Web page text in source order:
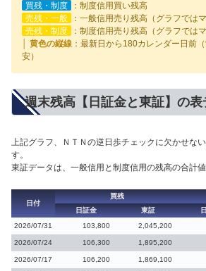
買残・制度
：制度信用買い残高
売残・一般
：一般信用売り残高（グラフでは
売残・制度
：制度信用売り残高（グラフでは
│ 黄色の縦線 ：最新日から180カレンダー日前
安）
週末残高【日証金と東証】の
上記グラフ、ＮＴＮの逆日歩チェックに欠かせな
す。
東証データは、一般信用と制度信用の残高の合計値
日付
買残
日証金
東証
2026/07/31
103,800 2,045,200
2026/07/24 106,300 1,895,200
2026/07/17 106,200 1,869,100